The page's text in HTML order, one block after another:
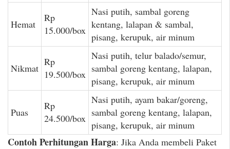
Hemat
Rp
15.000/box
Nasi putih, sambal goreng
kentang, lalapan & sambal,
pisang, kerupuk, air minum
Nikmat
Rp
19.500/box
Nasi putih, telur balado/semur,
sambal goreng kentang, lalapan,
pisang, kerupuk, air minum
Puas
Rp
24.500/box
Nasi putih, ayam bakar/goreng,
sambal goreng kentang, lalapan,
pisang, kerupuk, air minum
Contoh Perhitungan Harga: Jika Anda membeli Paket